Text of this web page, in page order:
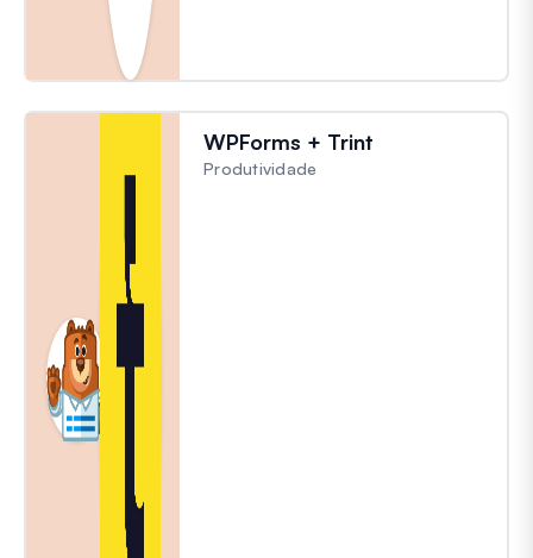
WPForms + Trint
Produtividade